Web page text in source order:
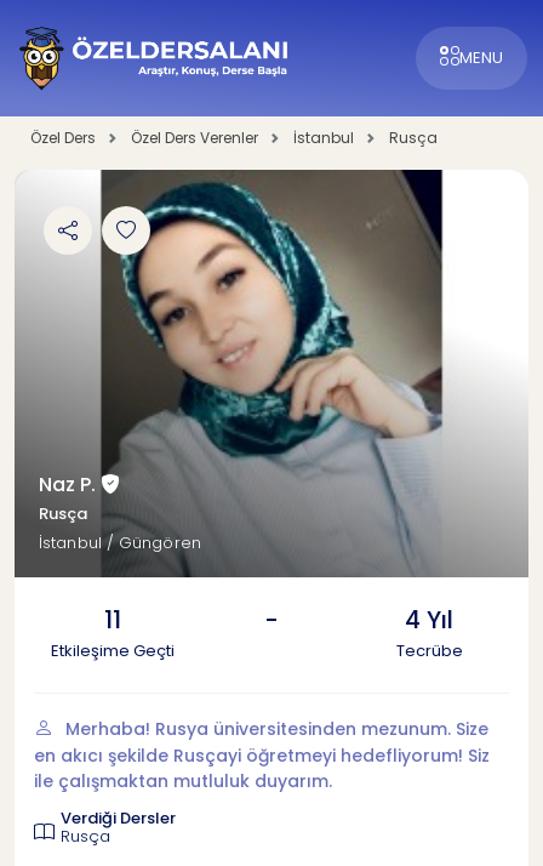
MENU
Özel Ders Özel Ders Verenler İstanbul Rusça
Naz P.
Rusça
İstanbul / Güngören
11
Etkileşime Geçti
- 4 Yıl
Tecrübe
Merhaba! Rusya üniversitesinden mezunum. Size
en akıcı şekilde Rusçayi öğretmeyi hedefliyorum! Siz
ile çalışmaktan mutluluk duyarım.
Verdiği Dersler
Rusça